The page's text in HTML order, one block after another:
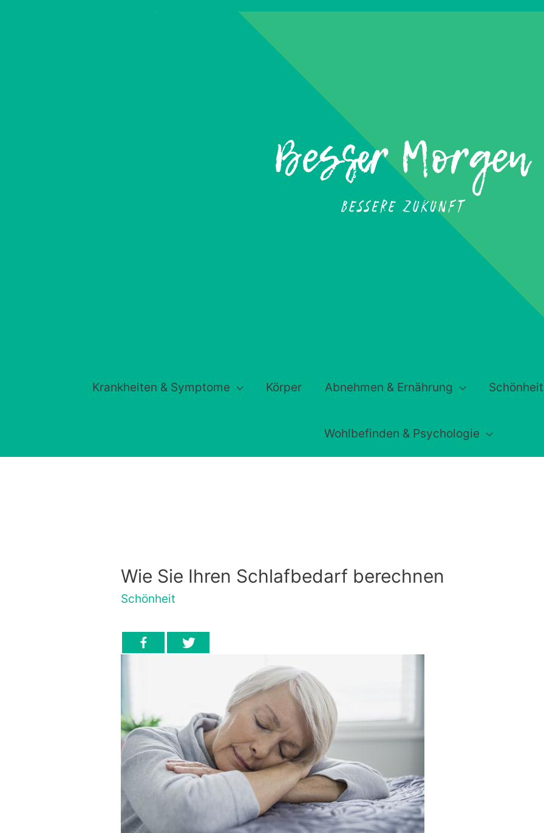
Krankheiten & Symptome Körper Abnehmen & Ernährung Schönheit
Wohlbefinden & Psychologie
Wie Sie Ihren Schlafbedarf berechnen
Schönheit